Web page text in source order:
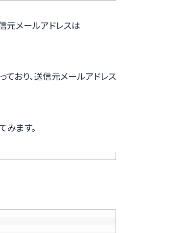
元メールアドレスは
ており、送信元メールアドレス
ます。